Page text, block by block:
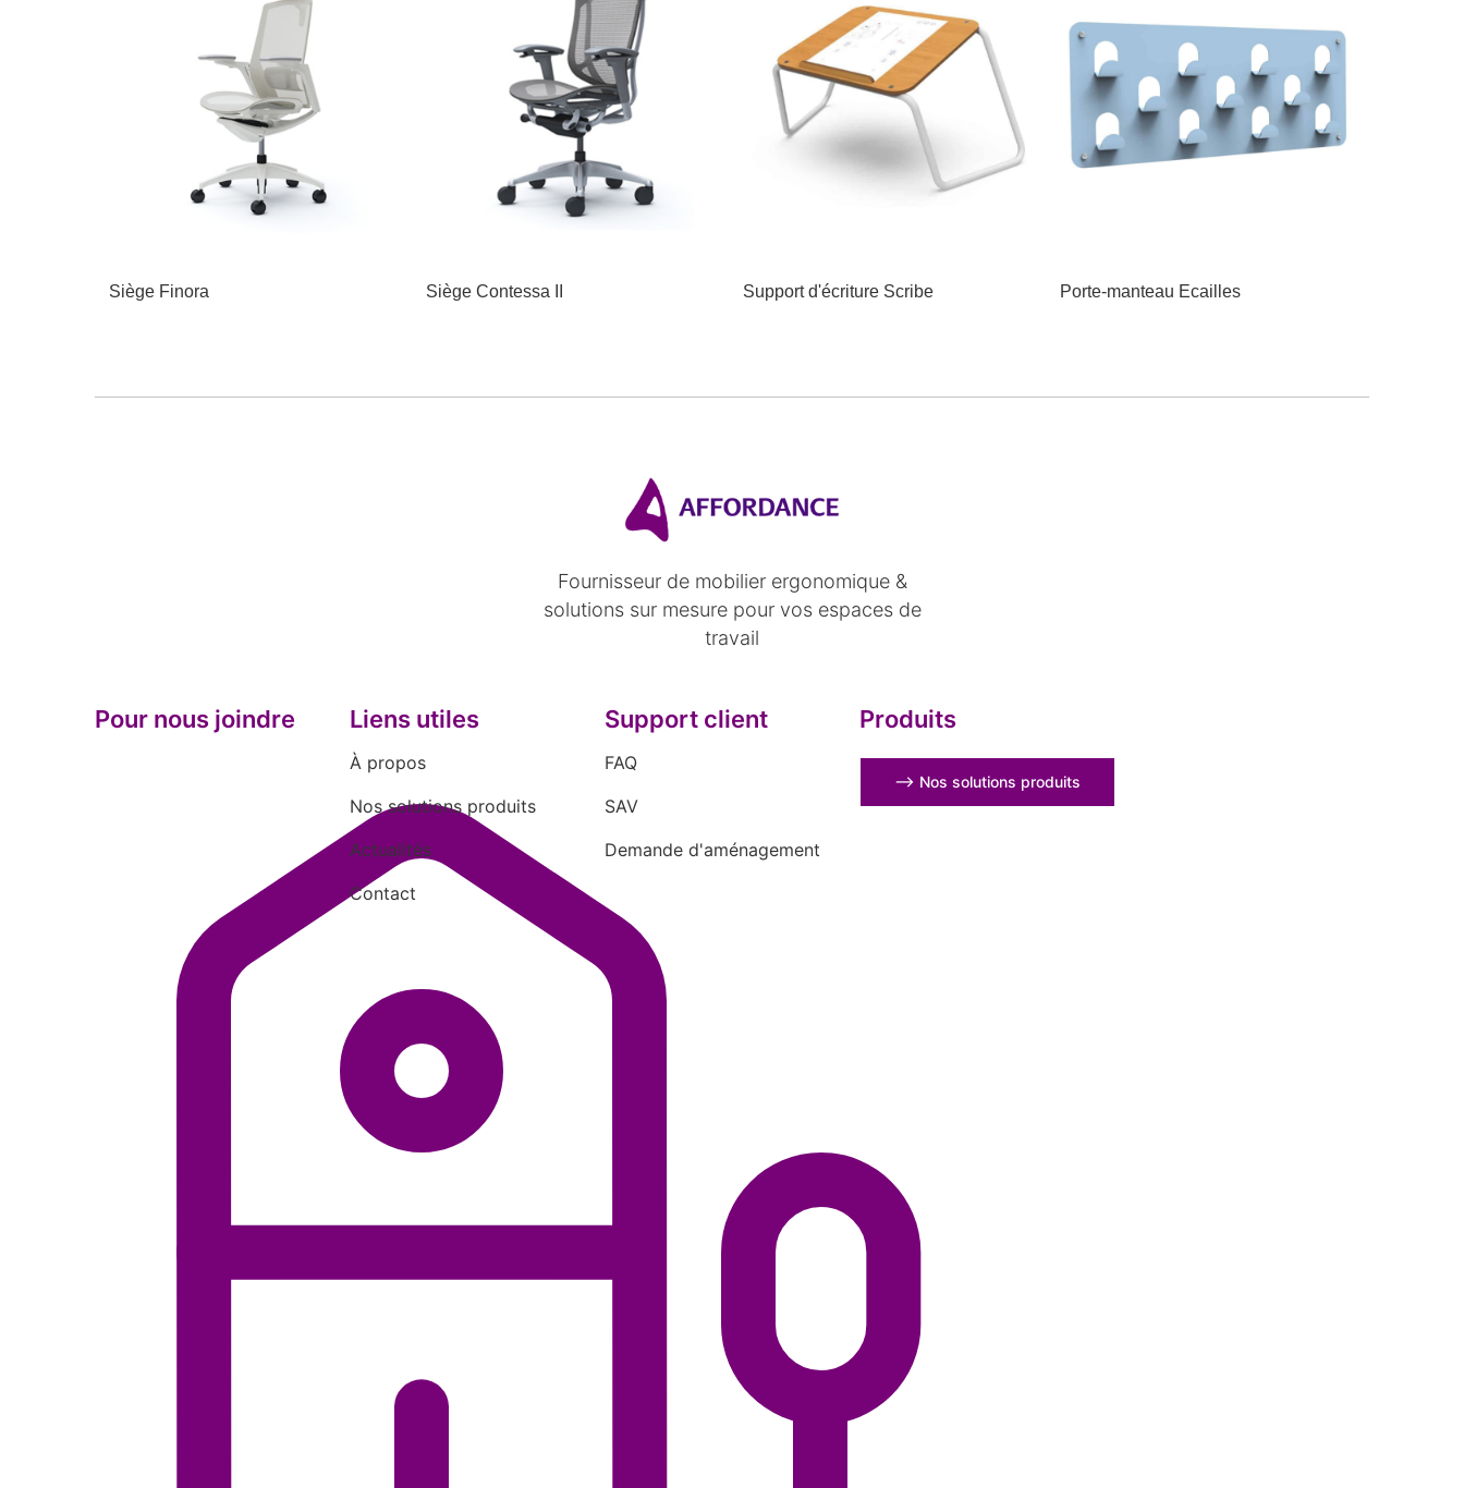
Siège Finora Siège Contessa II Support d'écriture Scribe Porte-manteau Ecailles
Fournisseur de mobilier ergonomique &
solutions sur mesure pour vos espaces de
travail
Pour nous joindre Liens utiles
À propos
Nos solutions produits
Actualités
Contact
Support client
FAQ
SAV
Demande d'aménagement
Produits
⟶ Nos solutions produits